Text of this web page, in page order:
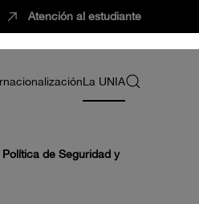
Atención al estudiante
La UNIA
de Seguridad y